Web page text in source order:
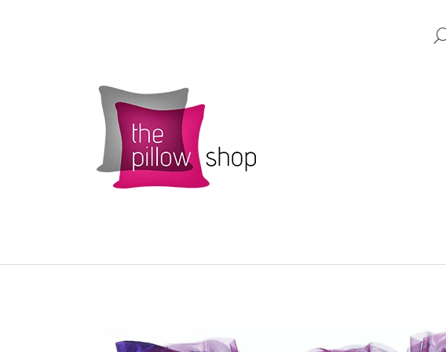
CO POTŘEBUJETE NAJÍT?
HLEDAT
POVLAK POLŠTÁŘKU SMARTIES S
ŽLUTÝ POVLAK POLŠTÁŘE NINA